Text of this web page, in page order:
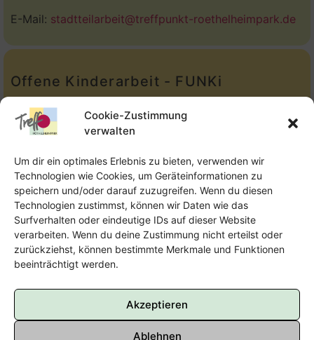
Cookie-Zustimmung
verwalten
Um dir ein optimales Erlebnis zu bieten, verwenden wir
Technologien wie Cookies, um Geräteinformationen zu
speichern und/oder darauf zuzugreifen. Wenn du diesen
Technologien zustimmst, können wir Daten wie das
Surfverhalten oder eindeutige IDs auf dieser Website
verarbeiten. Wenn du deine Zustimmung nicht erteilst oder
zurückziehst, können bestimmte Merkmale und Funktionen
beeinträchtigt werden.
Akzeptieren
Ablehnen
E-Mail: stadtteilarbeit@treffpunkt-roethelheimpark.de
Offene Kinderarbeit - FUNKi
Tel.:Telefon: 09131-610749
E-Mail:oka@treffpunkt-roethelheimpark.de
Offene Jugendarbeit - Easthouse
Tel:
09131–302259
E-Mail:oja@treffpunkt-roethelheimpark.de